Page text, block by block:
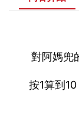
對阿媽兜
按1算到